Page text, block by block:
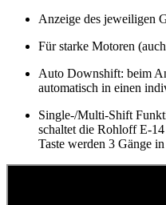
Anzeige des jeweiligen
Für starke Motoren (auch
Auto Downshift: beim
automatisch in einen
Single-/Multi-Shift
schaltet die Rohloff E-
Taste werden 3 Gänge